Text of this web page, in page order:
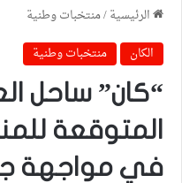
الرئيسية/منتخبات وطنية
الكان
منتخبات وطنية
“كان” ساحل
المتوقعة
في مواجهة